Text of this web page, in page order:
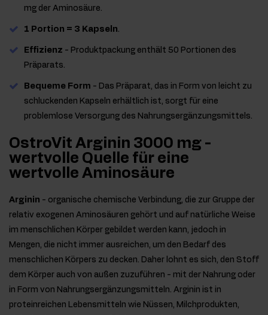
mg der Aminosäure.
1 Portion = 3 Kapseln.
Effizienz - Produktpackung enthält 50 Portionen des
Präparats.
Bequeme Form - Das Präparat, das in Form von leicht zu
schluckenden Kapseln erhältlich ist, sorgt für eine
problemlose Versorgung des Nahrungsergänzungsmittels.
OstroVit Arginin 3000 mg -
wertvolle Quelle für eine
wertvolle Aminosäure
Arginin - organische chemische Verbindung, die zur Gruppe der
relativ exogenen Aminosäuren gehört und auf natürliche Weise
im menschlichen Körper gebildet werden kann, jedoch in
Mengen, die nicht immer ausreichen, um den Bedarf des
menschlichen Körpers zu decken. Daher lohnt es sich, den Stoff
dem Körper auch von außen zuzuführen - mit der Nahrung oder
in Form von Nahrungsergänzungsmitteln. Arginin ist in
proteinreichen Lebensmitteln wie Nüssen, Milchprodukten,